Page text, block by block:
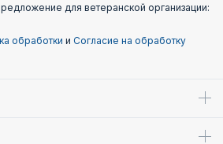
для ветеранской организации:
обработки и Согласие на обработку